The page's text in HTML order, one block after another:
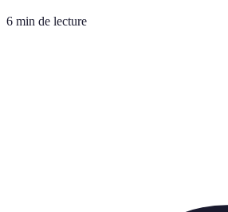
6 min de lecture